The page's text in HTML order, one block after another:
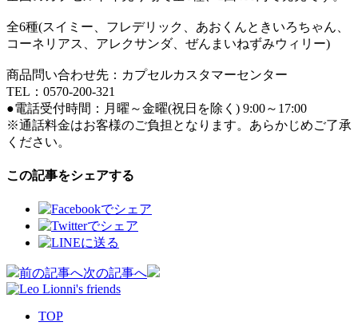
全6種(スイミー、フレデリック、あおくんときいろちゃん、
コーネリアス、アレクサンダ、ぜんまいねずみウィリー)
商品問い合わせ先：カプセルカスタマーセンター
TEL：0570-200-321
●電話受付時間：月曜～金曜(祝日を除く) 9:00～17:00
※通話料金はお客様のご負担となります。あらかじめご了承
ください。
この記事をシェアする
投前の記事へ次の記事へ
TOP